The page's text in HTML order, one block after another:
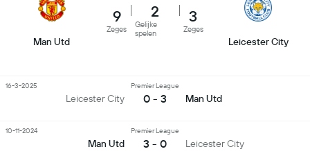
Man Utd
9
Zeges
2
Gelijke
spelen
3
Zeges
Leicester City
Leicester City
Premier League
0 - 3 Man Utd
16-3-2025
Man Utd
Premier League
3 - 0 Leicester City
10-11-2024